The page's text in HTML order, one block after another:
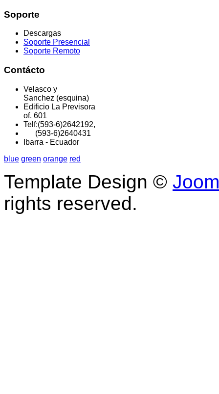
Soporte
Descargas
Soporte Presencial
Soporte Remoto
Contácto
Velasco y
Sanchez (esquina)
Edificio La Previsora
of. 601
Telf:(593-6)2642192,
(593-6)2640431
Ibarra - Ecuador
blue green orange red
Template Design ©
rights reserved.